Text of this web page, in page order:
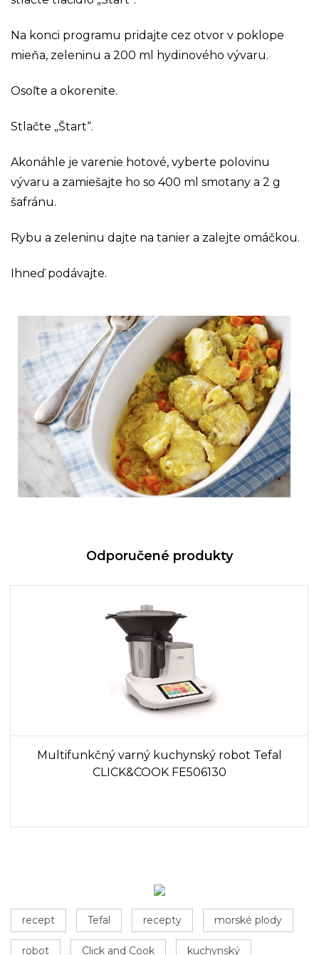
Na konci programu pridajte cez otvor v poklope
mieňa, zeleninu a 200 ml hydinového vývaru.
Osoľte a okorenite.
Stlačte „Štart“.
Akonáhle je varenie hotové, vyberte polovinu
vývaru a zamiešajte ho so 400 ml smotany a 2 g
šafránu.
Rybu a zeleninu dajte na tanier a zalejte omáčkou.
Ihneď podávajte.
Odporučené produkty
Multifunkčný varný kuchynský robot Tefal
CLICK&COOK FE506130
recept Tefal recepty morské plody
robot Click and Cook kuchynský